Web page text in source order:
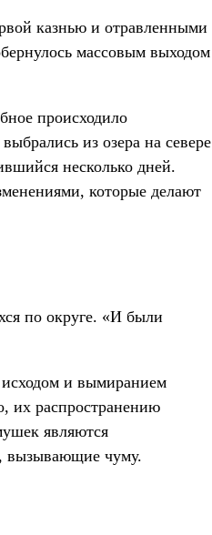
казнью и отравленными
массовым выходом
происходило
из озера на севере
несколько дней.
которые делают
по округе. «И были
и вымиранием
их распространению
являются
вызывающие чуму.